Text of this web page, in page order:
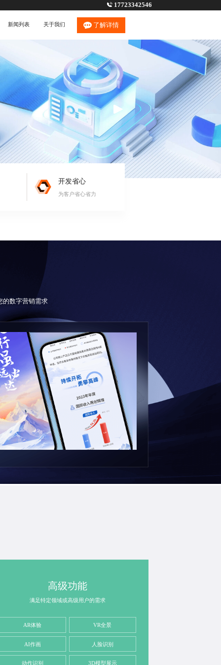
17723342546
新闻列表 关于我们 了解详情
开发省心
为客户省心省力
的数字营销需求
高级功能
满足特定领域或高级用户的需求
AR体验 VR全景
AI作画 人脸识别
动作识别 3D模型展示